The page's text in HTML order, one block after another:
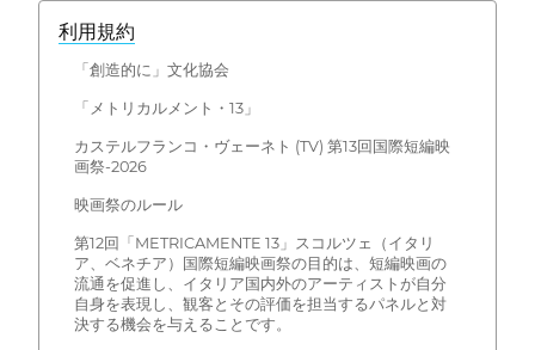
利用規約
「創造的に」文化協会
「メトリカルメント・13」
カステルフランコ・ヴェーネト (TV) 第13回国際短編映
画祭-2026
映画祭のルール
第12回「METRICAMENTE 13」スコルツェ（イタリ
ア、ベネチア）国際短編映画祭の目的は、短編映画の
流通を促進し、イタリア国内外のアーティストが自分
自身を表現し、観客とその評価を担当するパネルと対
決する機会を与えることです。